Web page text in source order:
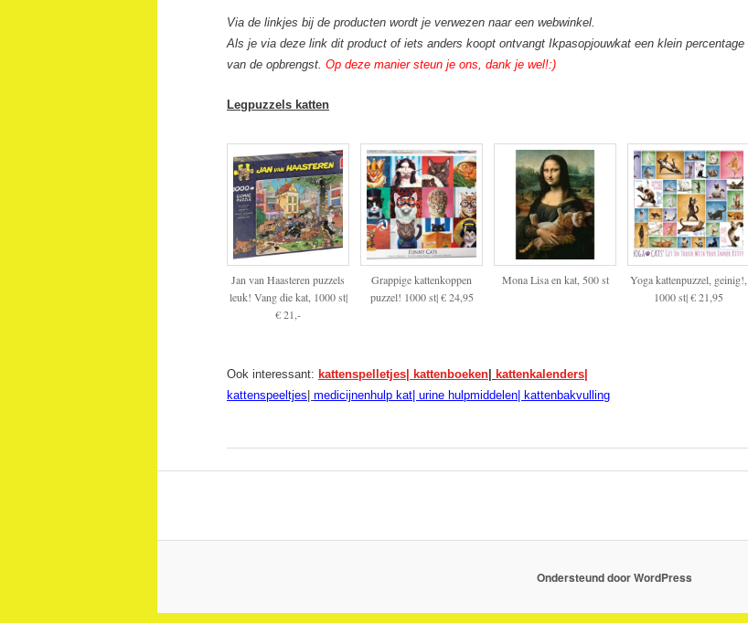
Via de linkjes bij de producten wordt je verwezen naar een webwinkel.
Als je via deze link dit product of iets anders koopt ontvangt Ikpasopjouwkat een klein percentage
van de opbrengst. Op deze manier steun je ons, dank je wel!:)
Legpuzzels katten
Jan van Haasteren puzzels
leuk! Vang die kat, 1000 st|
€ 21,-
Grappige kattenkoppen
puzzel! 1000 st| € 24,95
Mona Lisa en kat, 500 st
Yoga kattenpuzzel, geinig!,
1000 st| € 21,95
Ook interessant: kattenspelletjes| kattenboeken
kattenkalenders|
kattenspeeltjes medicijnenhulp kat| urine hulpmiddelen kattenbakvulling
Ondersteund door WordPress